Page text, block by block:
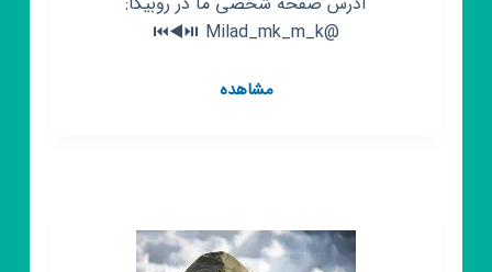
@Milad_mk_m_k ⏯️◀️⏮️
مشاهدهکانال